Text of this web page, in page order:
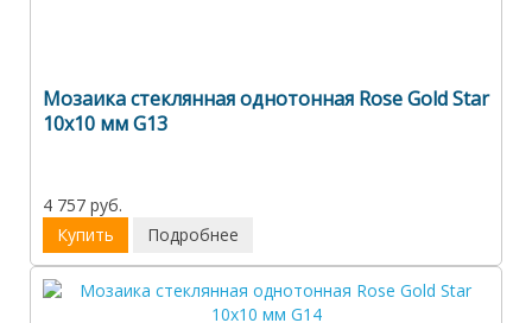
Мозаика стеклянная однотонная Rose Gold Star
10х10 мм G13
4 757 руб.
Купить
Подробнее